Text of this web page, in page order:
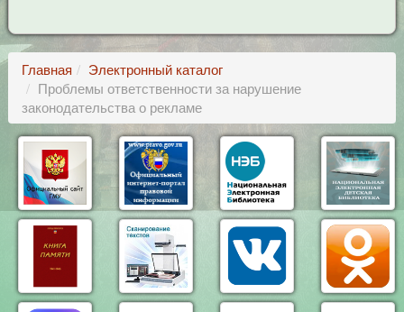
Главная
Электронный каталог
Проблемы ответственности за нарушение
законодательства о рекламе